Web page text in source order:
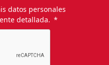
datos personales
detallada.